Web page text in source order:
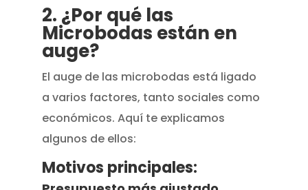
2. ¿Por qué las
Microbodas están en
auge?
El auge de las microbodas está ligado
a varios factores, tanto sociales como
económicos. Aquí te explicamos
algunos de ellos:
Motivos principales: